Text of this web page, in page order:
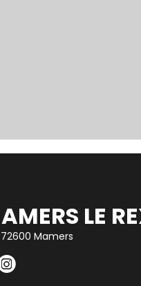
LE
Mamers